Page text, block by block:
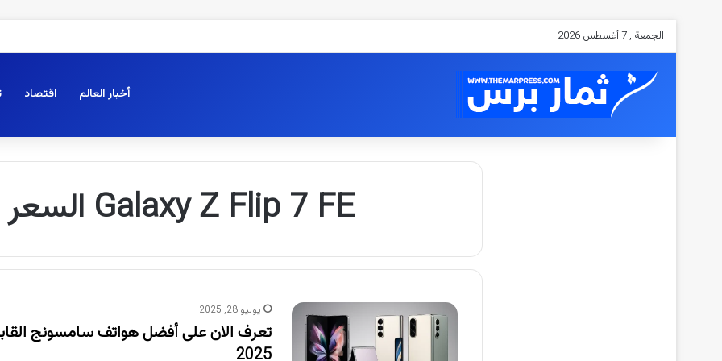
الجمعة , 7 أغسطس 2026
أخبار العالم اقتصاد
Galaxy Z Flip 7 FE السعر
يوليو 28, 2025
تعرف الان على أفضل هواتف سامسونج
2025